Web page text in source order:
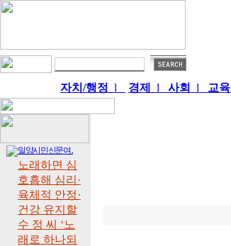
자치/행정 l 경제 l 사회 l 교육
밀양시민신문여..
노래하면 심
호흡해 심리·
육체적 안정·
건강 유지할
수 정 씨 ‘노
래로 하나되